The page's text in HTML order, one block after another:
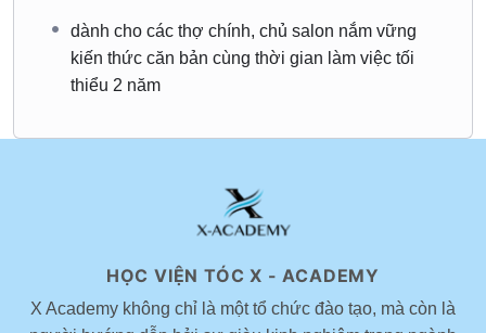
hoàn thiện
Kết hợp kỹ thuật cắt vớisản phẩm tạo kiểu chuyên
Học cách
🌟 Nội dung khóa học Bob – Layer – Mullet
Đây là 3 phom tóc thời thượng và dễ ứng dụng nhất hiện
dành cho các thợ chính, chủ salon nắm vững
kiến thức căn bản cùng thời gian làm việc tối
thiểu 2 năm
HỌC VIỆN TÓC X - ACADEMY
X Academy không chỉ là một tổ chức đào tạo, mà còn là